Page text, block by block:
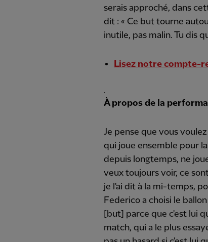
serais approché, dans
dit : « Ce but tourne
inutile, pas malin. Tu dis
Lisez notre compte-
.
À propos de la
Je pense que vous
qui joue ensemble pour
depuis longtemps, ne
veux toujours voir, ce
je l'ai dit à la mi-temps,
Federico a choisi le
[but] parce que c'est lui
match, qui a le plus